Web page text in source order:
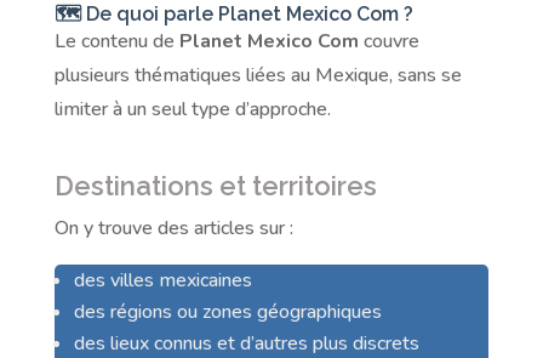
🗺️ De quoi parle Planet Mexico Com ?
Le contenu de Planet Mexico Com couvre
plusieurs thématiques liées au Mexique, sans se
limiter à un seul type d’approche.
Destinations et territoires
On y trouve des articles sur :
des villes mexicaines
des régions ou zones géographiques
des lieux connus et d’autres plus discrets